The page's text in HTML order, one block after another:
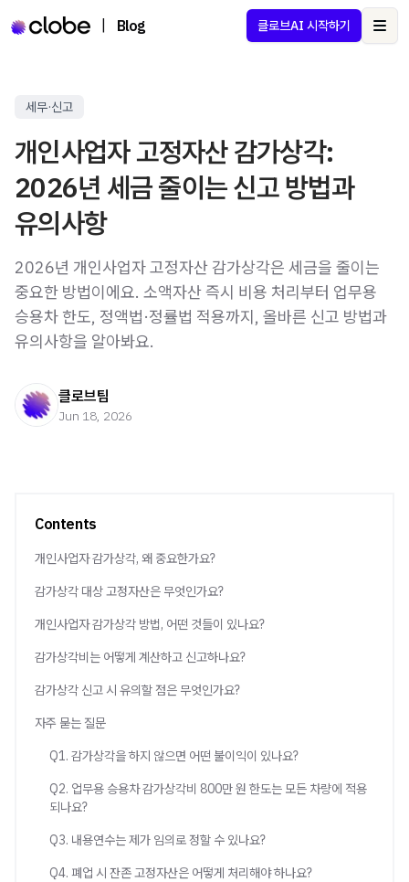
Blog 클로브AI 시작하기
세무·신고
개인사업자 고정자산 감가상각:
2026년 세금 줄이는 신고 방법과
유의사항
2026년 개인사업자 고정자산 감가상각은 세금을 줄이는
중요한 방법이에요. 소액자산 즉시 비용 처리부터 업무용
승용차 한도, 정액법·정률법 적용까지, 올바른 신고 방법과
유의사항을 알아봐요.
클로브팀
Jun 18, 2026
Contents
개인사업자 감가상각, 왜 중요한가요?
감가상각 대상 고정자산은 무엇인가요?
개인사업자 감가상각 방법, 어떤 것들이 있나요?
감가상각비는 어떻게 계산하고 신고하나요?
감가상각 신고 시 유의할 점은 무엇인가요?
자주 묻는 질문
Q1. 감가상각을 하지 않으면 어떤 불이익이 있나요?
Q2. 업무용 승용차 감가상각비 800만 원 한도는 모든 차량에 적용
되나요?
Q3. 내용연수는 제가 임의로 정할 수 있나요?
Q4. 폐업 시 잔존 고정자산은 어떻게 처리해야 하나요?